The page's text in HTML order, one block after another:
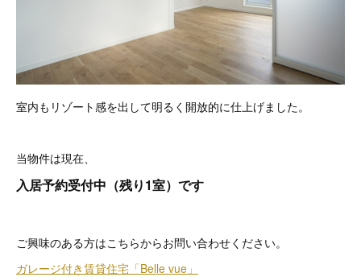
室内もリゾート感を出して明るく開放的に仕上げました。
当物件は現在、
入居予約受付中（残り1室）です
ご興味のある方はこちらからお問い合わせください。
ガレージ付き賃貸住宅「Belle vue」